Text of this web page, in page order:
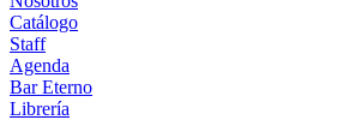
Catálogo
Staff
Agenda
Bar Eterno
Librería